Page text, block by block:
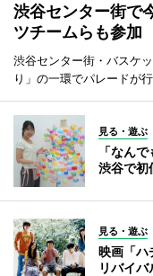
渋谷センター街で
ツチームらも参加
渋谷センター街・バスケ
り」の一環でパレードが行
見る・遊ぶ
「なん
渋谷で初
見る・遊ぶ
映画「ハ
リバイバ